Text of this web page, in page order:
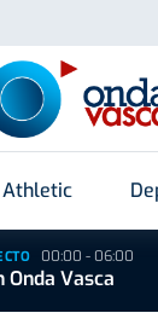
Athletic
00:00 - 06:00
Onda Vasca